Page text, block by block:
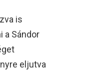
is
a Sándor
eljutva